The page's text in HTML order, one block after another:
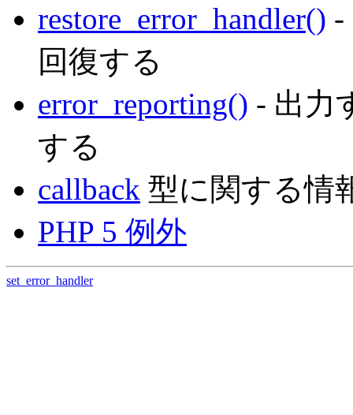
restore_error_handler() -
回復する
error_reporting() - 出力
する
callback 型に関する情
PHP 5 例外
set_error_handler